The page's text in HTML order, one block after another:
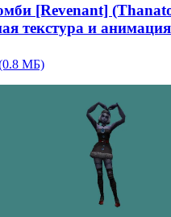
[Revenant]
текстура и анимация
МБ)